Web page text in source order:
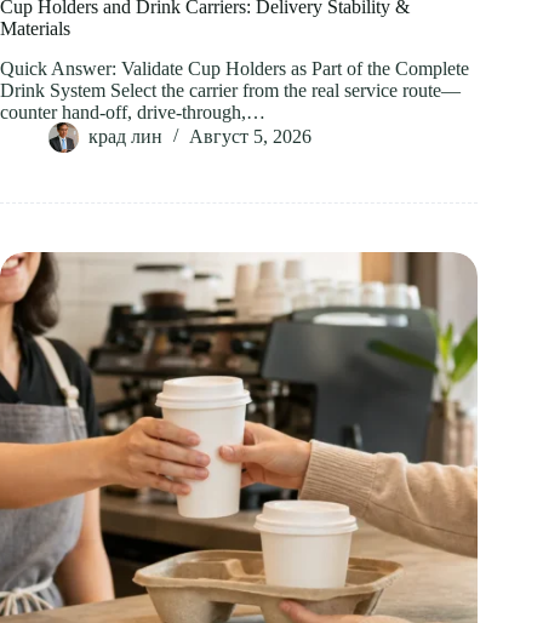
Cup Holders and Drink Carriers: Delivery Stability &
Materials
Quick Answer: Validate Cup Holders as Part of the Complete
Drink System Select the carrier from the real service route—
counter hand-off, drive-through,…
крад лин
Август 5, 2026